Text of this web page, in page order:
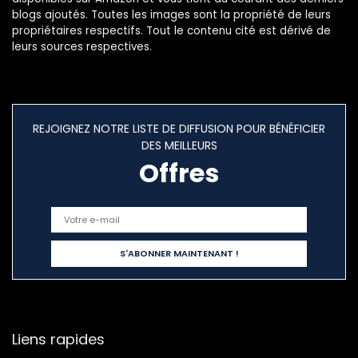
blogs ajoutés. Toutes les images sont la propriété de leurs
propriétaires respectifs. Tout le contenu cité est dérivé de
leurs sources respectives.
REJOIGNEZ NOTRE LISTE DE DIFFUSION POUR BÉNÉFICIER
DES MEILLEURS
Offres
Liens rapides